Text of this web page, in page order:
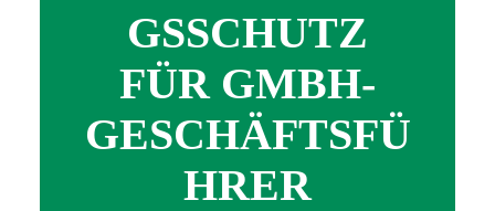
GSSCHUTZ
FÜR GMBH-
GESCHÄFTSFÜ
HRER